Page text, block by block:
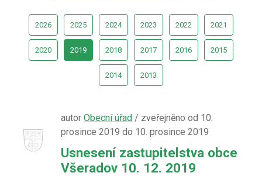
2026 2025 2024 2023 2022 2021
2020 2019 2018 2017 2016 2015
2014 2013
autorObecní úřad / zveřejněno od 10.
prosince 2019 do 10. prosince 2019
Usnesení zastupitelstva obce
Všeradov 10. 12. 2019